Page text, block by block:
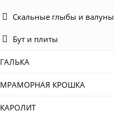
Скальные глыбы и валуны
Бут и плиты
ГАЛЬКА
МРАМОРНАЯ КРОШКА
КАРОЛИТ